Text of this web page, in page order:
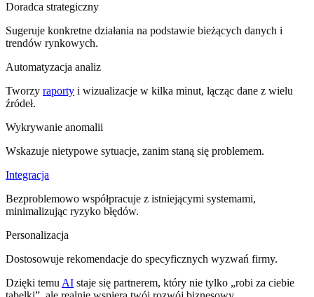
Doradca strategiczny
Sugeruje konkretne działania na podstawie bieżących danych i
trendów rynkowych.
Automatyzacja analiz
Tworzy raporty i wizualizacje w kilka minut, łącząc dane z wielu
źródeł.
Wykrywanie anomalii
Wskazuje nietypowe sytuacje, zanim staną się problemem.
Integracja
Bezproblemowo współpracuje z istniejącymi systemami,
minimalizując ryzyko błędów.
Personalizacja
Dostosowuje rekomendacje do specyficznych wyzwań firmy.
Dzięki temu AI staje się partnerem, który nie tylko „robi za ciebie